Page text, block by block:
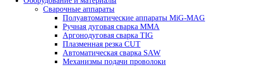
Сварочные аппараты
Полуавтоматические аппараты MiG-MAG
Ручная дуговая сварка MMA
Аргонодуговая сварка TIG
Плазменная резка CUT
Автоматическая сварка SAW
Механизмы подачи проволоки